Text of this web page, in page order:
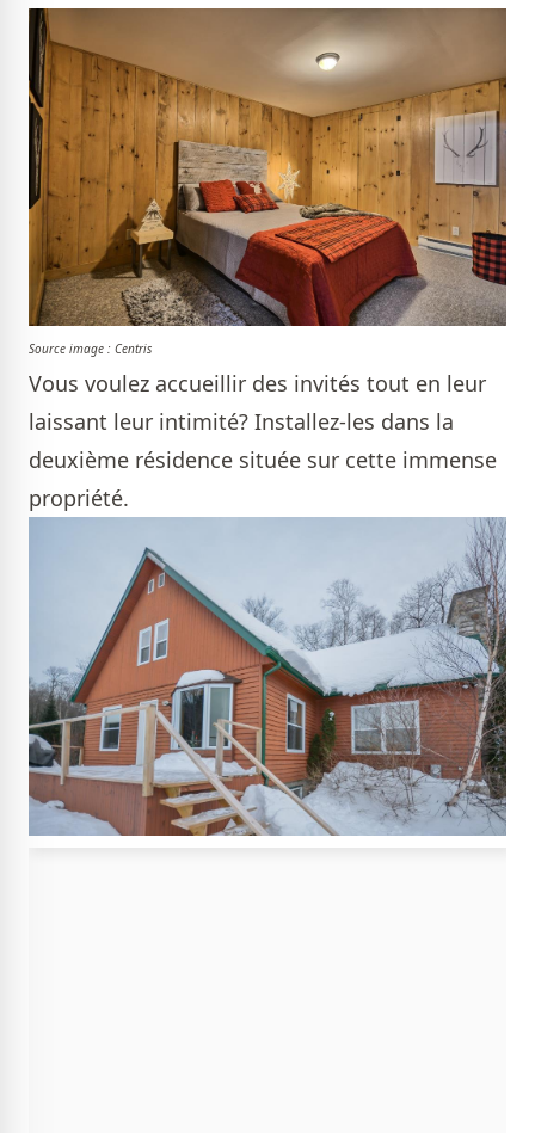
Source image : Centris
Vous voulez accueillir des invités tout en leur
laissant leur intimité? Installez-les dans la
deuxième résidence située sur cette immense
propriété.